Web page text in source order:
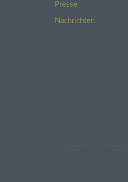
Presse
Nachrichten